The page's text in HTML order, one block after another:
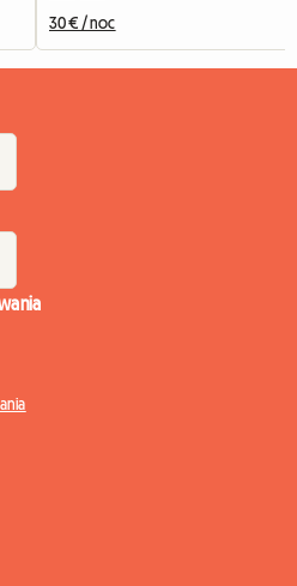
30 € / noc